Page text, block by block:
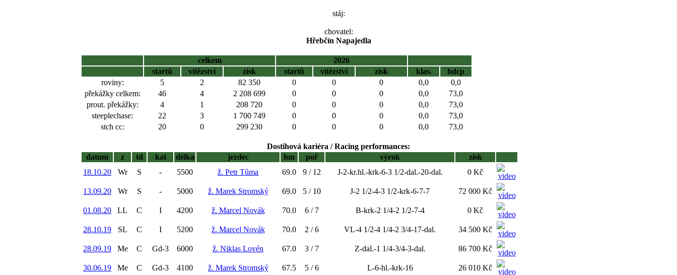
stáj:
chovatel:
Hřebčín Napajedla
celkem
2026
startů
vítězství zisk startů vítězství zisk klas.
hdcp
roviny:
5 2 82 350 0 0 0 0,0
0,0
překážky celkem:
46 4 2 208 699 0 0 0 0,0
73,0
prout. překážky:
4 1 208 720 0 0 0 0,0
73,0
steeplechase:
22 3 1 700 749 0 0 0 0,0
73,0
stch cc:
20 0 299 230 0 0 0 0,0 73,0
Dostihová kariéra / Racing performances:
datum
z td kat délka jezdec hm poř výrok
zisk
18.10.20
Wr S - 5500 ž. Petr Tůma 69.0 9 / 12 J-2-kr.hl.-krk-6-3 1/2-dal.-20-dal. 0 Kč
13.09.20 Wr S - 5000 ž. Marek Stromský 69.0 5 / 10 J-2 1/2-4-3 1/2-krk-6-7-7 72 000 Kč
01.08.20 LL C I 4200 ž. Marcel Novák 70.0 6 / 7 B-krk-2 1/4-2 1/2-7-4 0 Kč
28.10.19 SL C I 5200 ž. Marcel Novák 70.0 2 / 6 VL-4 1/2-4 1/4-2 3/4-17-dal. 34 500 Kč
28.09.19 Me C Gd-3 6000 ž. Niklas Lovén 67.0 3 / 7 Z-dal.-1 1/4-3/4-3-dal. 86 700 Kč
30.06.19 Me C Gd-3 4100 ž. Marek Stromský 67.5 5 / 6 L-6-hl.-krk-16 26 010 Kč